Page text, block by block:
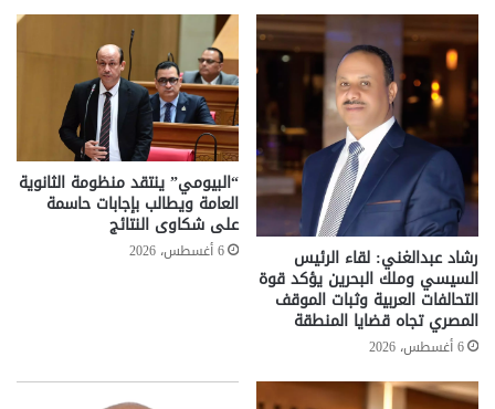
رشاد عبدالغني: لقاء الرئيس
السيسي وملك البحرين يؤكد قوة
التحالفات العربية وثبات الموقف
المصري تجاه قضايا المنطقة
6 أغسطس، 2026
“البيومي” ينتقد منظومة الثانوية
العامة ويطالب بإجابات حاسمة
على شكاوى النتائج
6 أغسطس، 2026